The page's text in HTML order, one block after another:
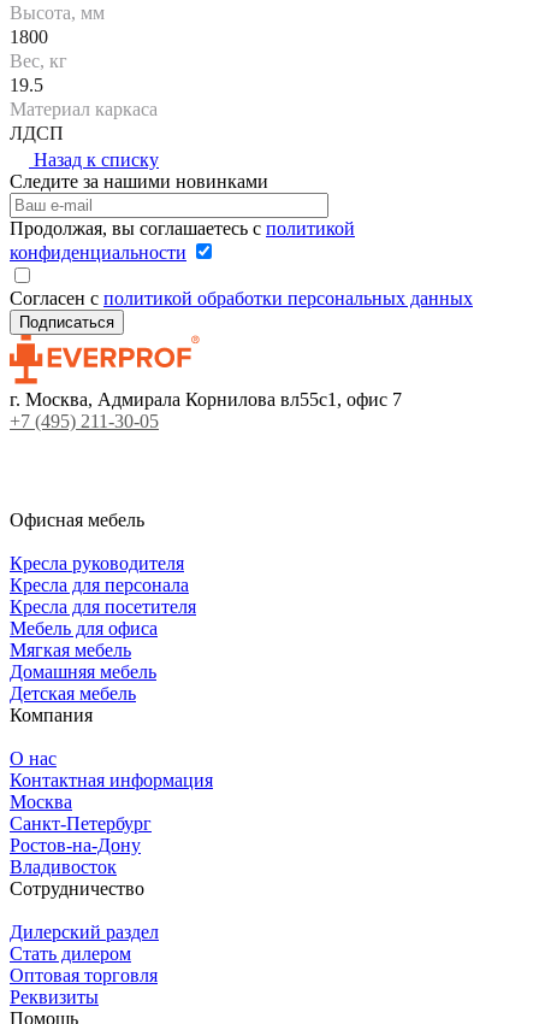
Высота, мм
1800
Вес, кг
19.5
Материал каркаса
ЛДСП
Назад к списку
Следите за нашими новинками
Продолжая, вы соглашаетесь с политикой
конфиденциальности
Согласен с политикой обработки персональных данных
г. Москва, Адмирала Корнилова вл55с1, офис 7
+7 (495) 211-30-05
Офисная мебель
Кресла руководителя
Кресла для персонала
Кресла для посетителя
Мебель для офиса
Мягкая мебель
Домашняя мебель
Детская мебель
Компания
О нас
Контактная информация
Москва
Санкт-Петербург
Ростов-на-Дону
Владивосток
Сотрудничество
Дилерский раздел
Стать дилером
Оптовая торговля
Реквизиты
Помощь